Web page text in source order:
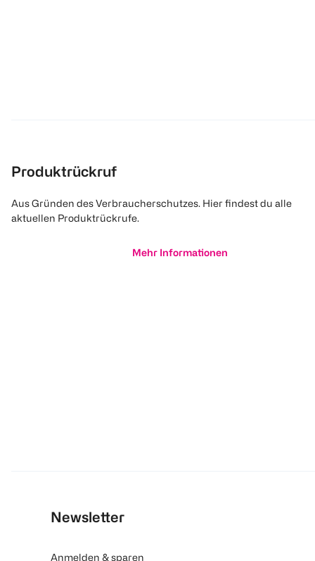
Produktrückruf
Aus Gründen des Verbraucherschutzes. Hier findest du alle
aktuellen Produktrückrufe.
Mehr Informationen
Newsletter
Anmelden & sparen